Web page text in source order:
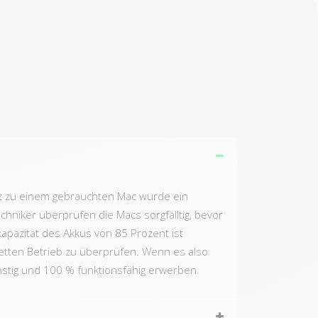
einem gebrauchten Mac wurde ein
überprüfen die Macs sorgfälltig, bevor
des Akkus von 85 Prozent ist
Betrieb zu überprüfen. Wenn es also
und 100 % funktionsfähig erwerben.